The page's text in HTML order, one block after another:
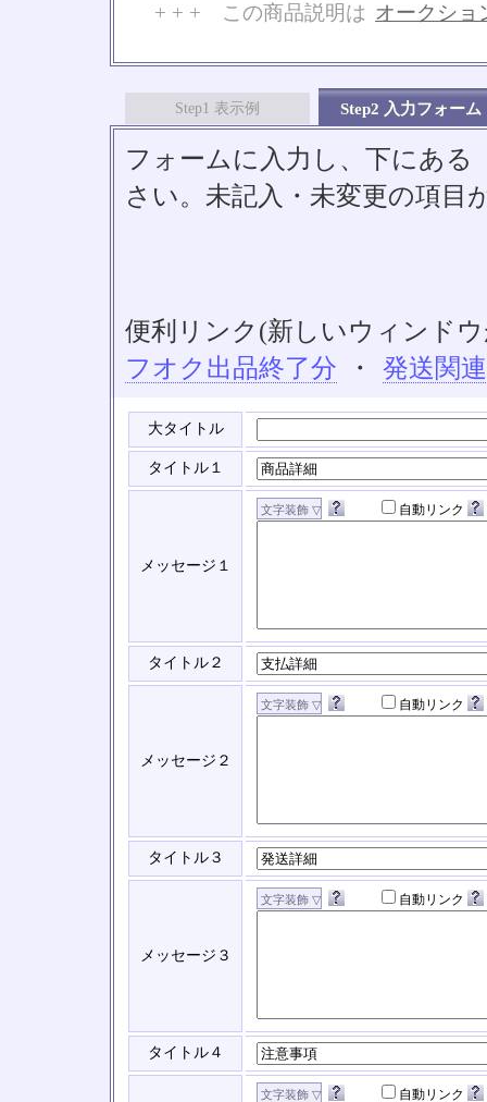
+ + + この商品説明は オークショ
Step1 表示例 Step2 入力フォーム
フォームに入力し、下にあ
さい。未記入・未変更の項目
便利リンク(新しいウィンド
フオク出品終了分
・ 発送関
大タイトル
タイトル１
メッセージ１
自動リンク
タイトル２
メッセージ２
自動リンク
タイトル３
メッセージ３
自動リンク
タイトル４
自動リンク